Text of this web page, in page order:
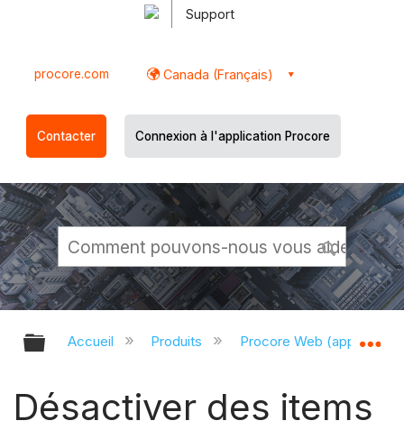
Support
procore.com Canada (Français)
Contacter Connexion à l'application Procore
Développer/réduire la hiérarchie
Accueil Produits Procore Web
Désactiver des items